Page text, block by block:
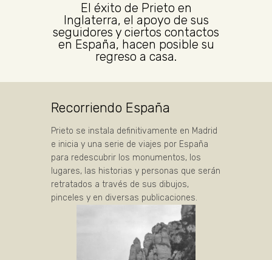
El éxito de Prieto en
Inglaterra, el apoyo de sus
seguidores y ciertos contactos
en España, hacen posible su
regreso a casa.
Recorriendo España
Prieto se instala definitivamente en Madrid
e inicia y una serie de viajes por España
para redescubrir los monumentos, los
lugares, las historias y personas que serán
retratados a través de sus dibujos,
pinceles y en diversas publicaciones.